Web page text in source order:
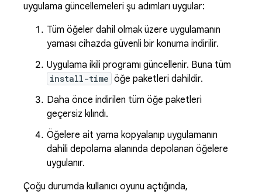
uygulama güncellemeleri şu adımları uygular:
Tüm öğeler dahil olmak üzere uygulamanın
yaması cihazda güvenli bir konuma indirilir.
Uygulama ikili programı güncellenir. Buna tüm
install-time öğe paketleri dahildir.
Daha önce indirilen tüm öğe paketleri
geçersiz kılındı.
Öğelere ait yama kopyalanıp uygulamanın
dahili depolama alanında depolanan öğelere
uygulanır.
Çoğu durumda kullanıcı oyunu açtığında,